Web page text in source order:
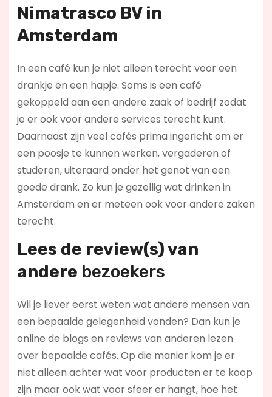
Nimatrasco BV in
Amsterdam
In een café kun je niet alleen terecht voor een
drankje en een hapje. Soms is een café
gekoppeld aan een andere zaak of bedrijf zodat
je er ook voor andere services terecht kunt.
Daarnaast zijn veel cafés prima ingericht om er
een poosje te kunnen werken, vergaderen of
studeren, uiteraard onder het genot van een
goede drank. Zo kun je gezellig wat drinken in
Amsterdam en er meteen ook voor andere zaken
terecht.
Lees de review(s) van
andere bezoekers
Wil je liever eerst weten wat andere mensen van
een bepaalde gelegenheid vonden? Dan kun je
online de blogs en reviews van anderen lezen
over bepaalde cafés. Op die manier kom je er
niet alleen achter wat voor producten er te koop
zijn maar ook wat voor sfeer er hangt, hoe het